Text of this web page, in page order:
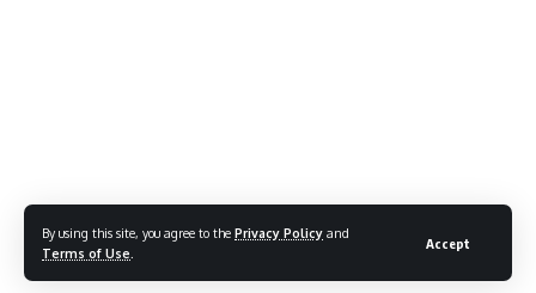
By using this site, you agree to the Privacy Policy and
Terms of Use
Accept